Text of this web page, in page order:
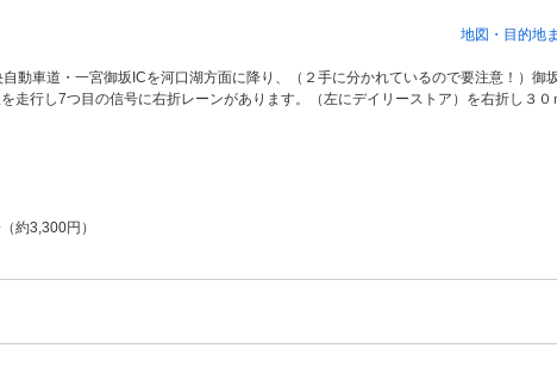
地図・目的地
動車道・一宮御坂ICを河口湖方面に降り、（２手に分かれているので要注意！）御
走行し7つ目の信号に右折レーンがあります。（左にデイリーストア）を右折し３０
約3,300円）